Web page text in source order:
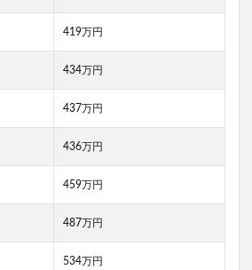
419万円
434万円
437万円
436万円
459万円
487万円
534万円